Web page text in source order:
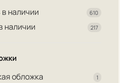
в наличии 610
наличии 217
обложка 1